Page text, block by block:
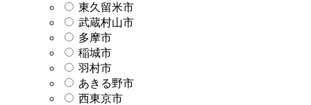
東久留米市
武蔵村山市
多摩市
稲城市
羽村市
あきる野市
西東京市